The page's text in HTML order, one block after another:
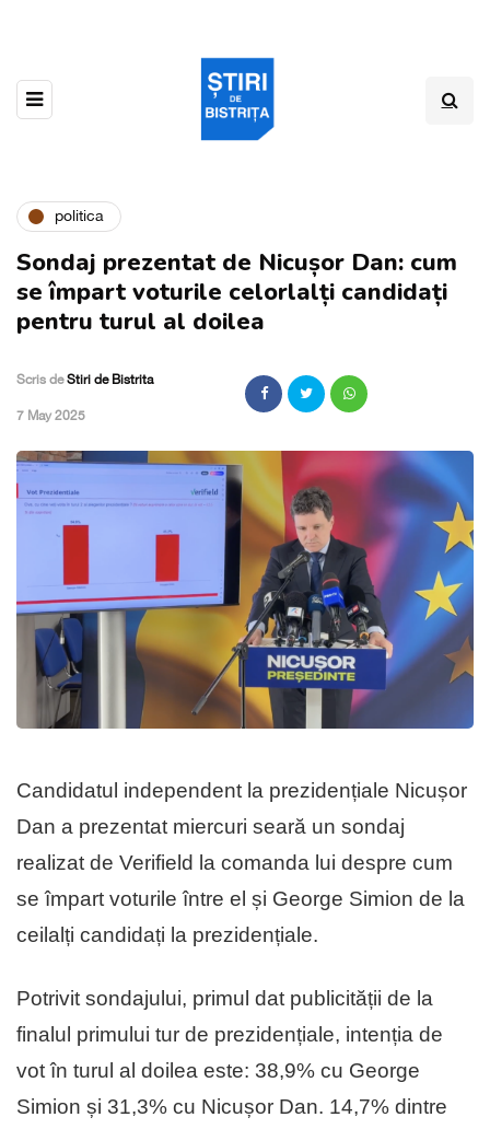
politica
Sondaj prezentat de Nicușor Dan: cum
se împart voturile celorlalți candidați
pentru turul al doilea
Scris deStiri de Bistrita
,7 May 2025
Candidatul independent la prezidențiale Nicușor
Dan a prezentat miercuri seară un sondaj
realizat de Verifield la comanda lui despre cum
se împart voturile între el și George Simion de la
ceilalți candidați la prezidențiale.
Potrivit sondajului, primul dat publicității de la
finalul primului tur de prezidențiale, intenția de
vot în turul al doilea este: 38,9% cu George
Simion și 31,3% cu Nicușor Dan. 14,7% dintre